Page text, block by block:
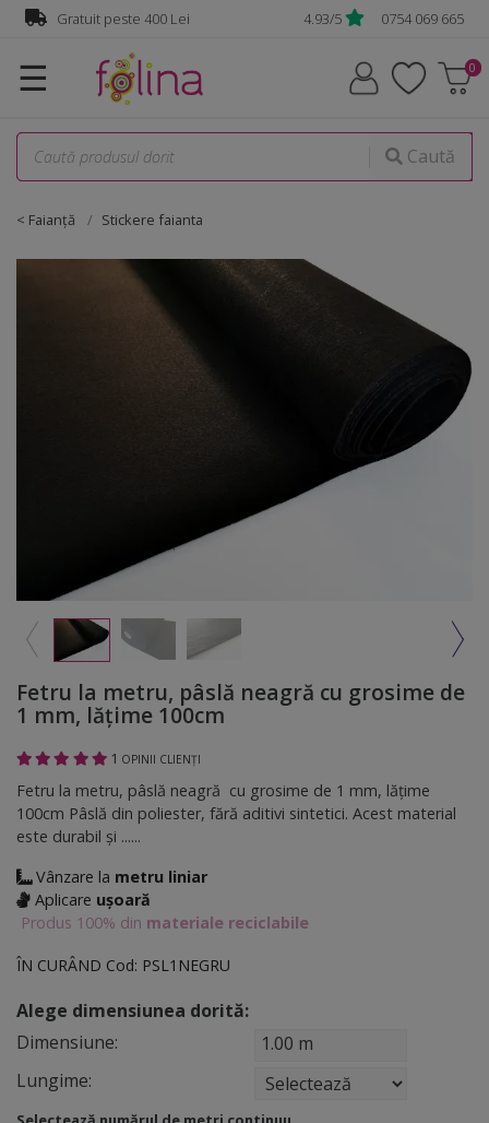
Gratuit peste 400 Lei 4.93/5 0754 069 665
☰
Caută
< Faianţă Stickere faianta
Fetru la metru, pâslă neagră cu grosime de
1 mm, lățime 100cm
1 OPINII CLIENȚI
Fetru la metru, pâslă neagră cu grosime de 1 mm, lățime
100cm Pâslă din poliester, fără aditivi sintetici. Acest material
este durabil și ......
Vânzare la metru liniar
Aplicare ușoară
Produs 100% din materiale reciclabile
ÎN CURÂND Cod: PSL1NEGRU
Alege dimensiunea dorită:
Dimensiune:
1.00 m
Lungime: